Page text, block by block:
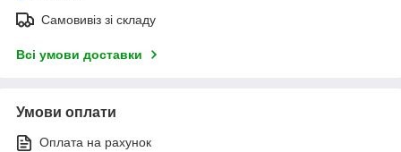
Самовивіз зі складу
Всі умови доставки
Умови оплати
Оплата на рахунок